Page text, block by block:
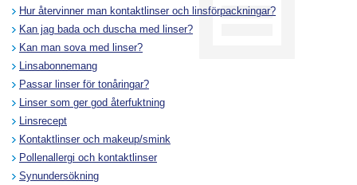
Hur återvinner man kontaktlinser och linsförpackningar?
Kan jag bada och duscha med linser?
Kan man sova med linser?
Linsabonnemang
Passar linser för tonåringar?
Linser som ger god återfuktning
Linsrecept
Kontaktlinser och makeup/smink
Pollenallergi och kontaktlinser
Synundersökning